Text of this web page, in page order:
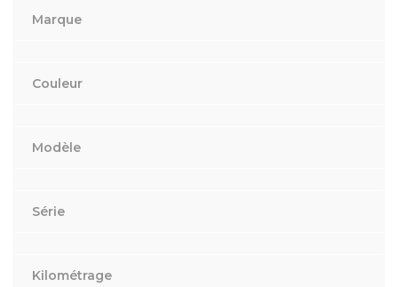
Marque
Couleur
Modèle
Série
Kilométrage